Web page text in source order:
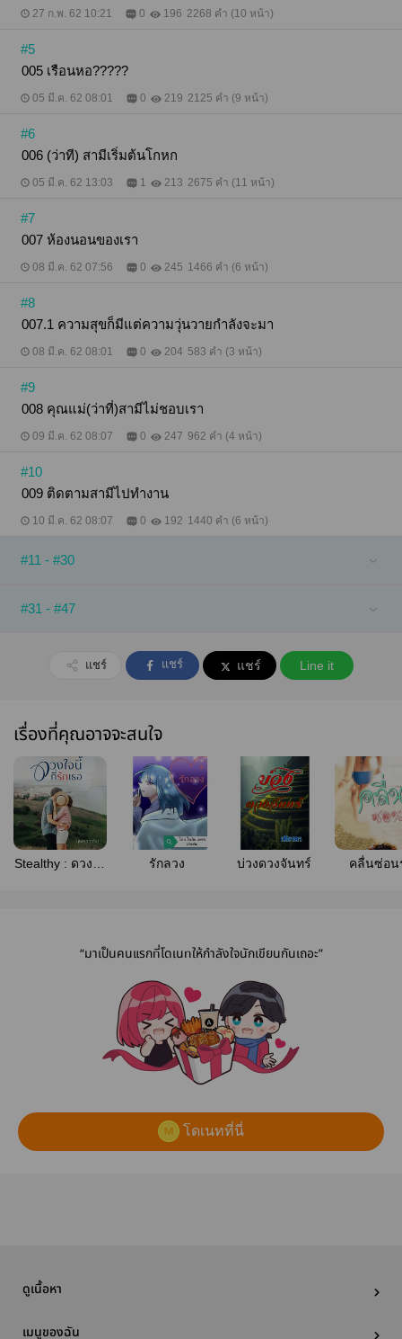
27 ก.พ. 62 10:21 0 196 2268 คำ (10 หน้า)
#5
005 เรือนหอ?????
05 มี.ค. 62 08:01 0 219 2125 คำ (9 หน้า)
#6
006 (ว่าที) สามีเริ่มต้นโกหก
05 มี.ค. 62 13:03 1 213 2675 คำ (11 หน้า)
#7
007 ห้องนอนของเรา
08 มี.ค. 62 07:56 0 245 1466 คำ (6 หน้า)
#8
007.1 ความสุขก็มีแต่ความวุ่นวายกำลังจะมา
08 มี.ค. 62 08:01 0 204 583 คำ (3 หน้า)
#9
008 คุณแม่(ว่าที่)สามีไม่ชอบเรา
09 มี.ค. 62 08:07 0 247 962 คำ (4 หน้า)
#10
009 ติดตามสามีไปทำงาน
10 มี.ค. 62 08:07 0 192 1440 คำ (6 หน้า)
#11 - #30
#31 - #47
แชร์ แชร์ แชร์ Line it
เรื่องที่คุณอาจจะสนใจ
Stealthy : ดวงใจ
รักลวง บ่วงดวงจันทร์ คลื่นซ่อน
“มาเป็นคนแรกที่โดเนทให้กำลังใจนักเขียนกันเถอะ”
โดเนทที่นี่
ดูเนื้อหา
เมนูของฉัน